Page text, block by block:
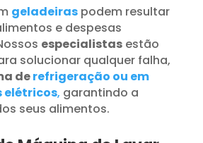
geladeiraspodem resultar
e despesas
especialistasestão
solucionar qualquer falha,
derefrigeração ou em
elétricos, garantindo a
seus alimentos.